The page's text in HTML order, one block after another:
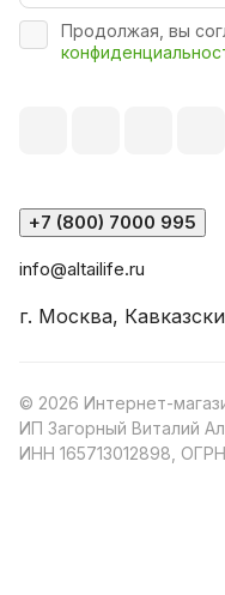
Продолжая, вы
+7 (800) 7000 995
info@altailife.ru
г. Москва,
© 2026 Интернет-
ИП Загорный Виталий
ИНН 165713012898,